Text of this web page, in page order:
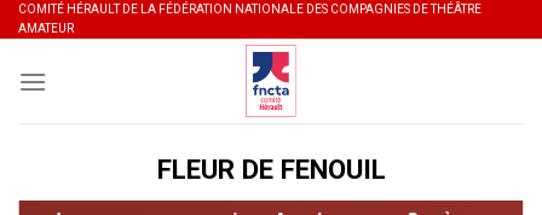
Skip
to
content
COMITÉ HÉRAULT DE LA FÉDÉRATION NATIONALE DES COMPAGNIES DE THÉÂTRE
AMATEUR
FLEUR DE FENOUIL